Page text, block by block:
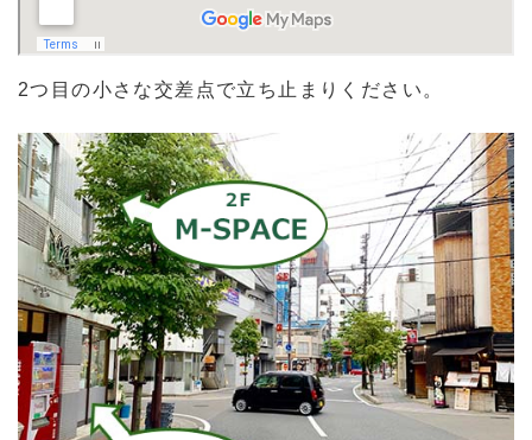
2つ目の小さな交差点で立ち止まりください。